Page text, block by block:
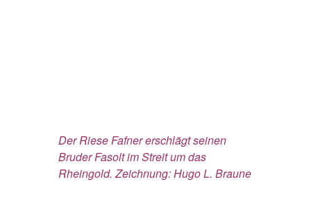
Der Riese Fafner erschlägt seinen
Bruder Fasolt im Streit um das
Rheingold. Zeichnung: Hugo L. Braune